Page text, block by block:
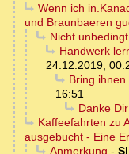
Wenn ich
und Braunbaeren
Nicht unbedingt
Handwerk
24.12.2019,
Bring ihnen
16:51
Danke
Kaffeefahrten zu
ausgebucht - Eine
Anmerkung -